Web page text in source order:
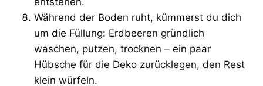
Während der Boden ruht, kümmerst du dich
um die Füllung: Erdbeeren gründlich
waschen, putzen, trocknen – ein paar
Hübsche für die Deko zurücklegen, den Rest
klein würfeln.